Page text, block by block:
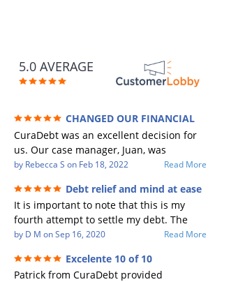
5.0 AVERAGE
CHANGED OUR FINANCIAL
FUTURE (credit 200 Points / 90 K in debt
GONE)
CuraDebt was an excellent decision for
us. Our case manager, Juan, was
incredible to work with. He and Julio
Every communication was quickly
responded to and all of our questions
were answered. We were able to clear
up in excess of 90 K in debt in a few
years with a manageable payment.
by Rebecca S on Feb 18, 2022 Read More
Debt relief and mind at ease
It is important to note that this is my
fourth attempt to settle my debt. The
first debt settlement company gave me
a debtor listing me as a charge off on my
credit report, even though they are paid
by D M onSep 16, 2020 Read More
Excelente 10 of 10
Patrick from CuraDebt provided